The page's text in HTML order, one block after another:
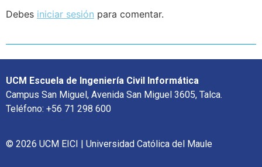
Debes iniciar sesión para comentar.
UCM Escuela de Ingeniería Civil Informática
Campus San Miguel, Avenida San Miguel 3605, Talca.
Teléfono: +56 71 298 600
© 2026 UCM EICI | Universidad Católica del Maule